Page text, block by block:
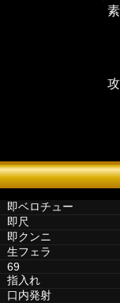
即ベロチュー
即尺
即クンニ
生フェラ
69
指入れ
口内発射